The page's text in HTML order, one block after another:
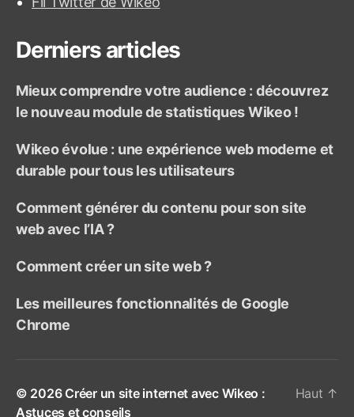
Derniers articles
Mieux comprendre votre audience : découvrez
le nouveau module de statistiques Wikeo !
Wikeo évolue : une expérience web moderne et
durable pour tous les utilisateurs
Comment générer du contenu pour son site
web avec l’IA ?
Comment créer un site web ?
Les meilleures fonctionnalités de Google
Chrome
© 2026 Créer un site internet avec Wikeo :
Astuces et conseils
Haut ↑